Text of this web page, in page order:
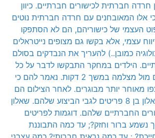
חברתית לכישורים חברתיים. כיוון
אלו המאובחנים עם חרדה חברתית נוטים
העצמי של כישוריהם, הם לא הסתפקו
עצמי, אלא בקשו גם מצופים נייטראלים
כמובן..) להעריך את הנבדקים בסולם
הילדים במחקר התבקשו לדבר על כל
נושא לפי בחירתם מול מצלמה במשך 2 דקות. נאמר להם כי
מאוחר יותר מבוגרים. לאחר הצילום הם
התבקשו למלא שאלון בן 8 פריטים לגבי הביצוע שלהם. שאלון
החברתיים שלהם. דוגמות לפריטים
נשמע ברור וחזק?; עד כמה התבוננת